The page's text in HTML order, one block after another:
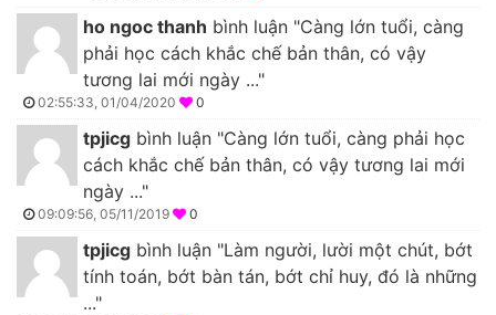
ho ngoc thanh bình luận "Càng lớn tuổi, càng
phải học cách khắc chế bản thân, có vậy
tương lai mới ngày ..."
02:55:33, 01/04/2020 0
tpjicg bình luận "Càng lớn tuổi, càng phải học
cách khắc chế bản thân, có vậy tương lai mới
ngày ..."
09:09:56, 05/11/2019 0
tpjicg bình luận "Làm người, lười một chút, bớt
tính toán, bớt bàn tán, bớt chỉ huy, đó là những
..."